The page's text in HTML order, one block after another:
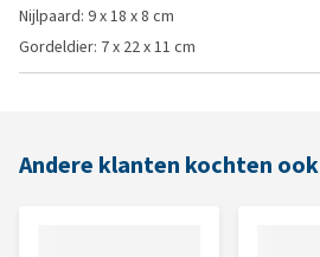
Nijlpaard: 9 x 18 x 8 cm
Gordeldier: 7 x 22 x 11 cm
Andere klanten kochten ook